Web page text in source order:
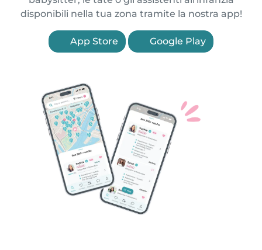
disponibili nella tua zona tramite la nostra app!
App Store Google Play